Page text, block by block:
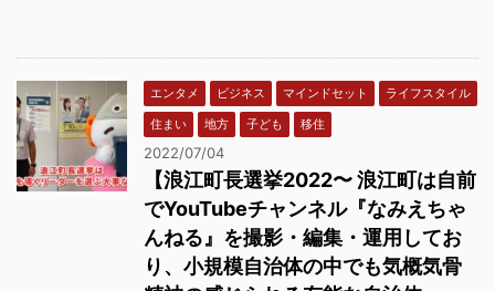
エンタメ ビジネス マインドセット
ライフスタイル
住まい
地方 子ども 移住
2022/07/04
【浪江町長選挙2022〜 浪江町は自前
でYouTubeチャンネル『なみえちゃ
んねる』を撮影・編集・運用してお
り、小規模自治体の中でも気概気骨